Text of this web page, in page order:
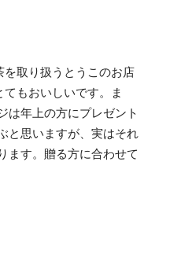
を取り扱うとうこのお店
もおいしいです。ま
は年上の方にプレゼント
と思いますが、実はそれ
ます。贈る方に合わせて